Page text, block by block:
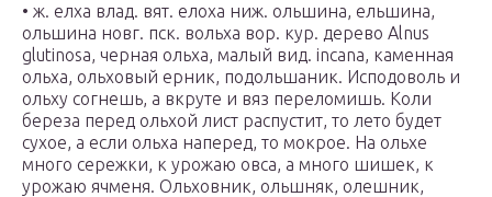
• ж. елха влад. вят. елоха ниж. ольшина, ельшина,
ольшина новг. пск. вольха вор. кур. дерево Alnus
glutinosa, черная ольха, малый вид. incana, каменная
ольха, ольховый ерник, подольшаник. Исподоволь и
ольху согнешь, а вкруте и вяз переломишь. Коли
береза перед ольхой лист распустит, то лето будет
сухое, а если ольха наперед, то мокрое. На ольхе
много сережки, к урожаю овса, а много шишек, к
урожаю ячменя. Ольховник, ольшняк, олешник,